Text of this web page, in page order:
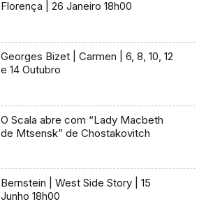
Florença | 26 Janeiro 18h00
Georges Bizet | Carmen | 6, 8, 10, 12
e 14 Outubro
O Scala abre com “Lady Macbeth
de Mtsensk” de Chostakovitch
Bernstein | West Side Story | 15
Junho 18h00